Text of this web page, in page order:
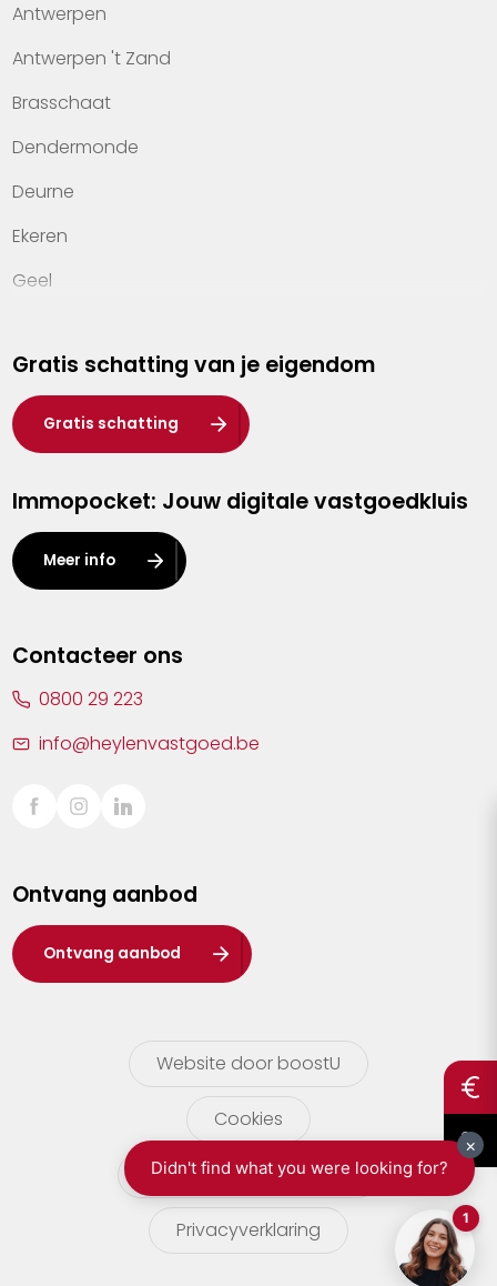
Kennis van wonen
Kantoren
Veelgestelde vragen
Werken bij Heylen Vastgoed
Contact
Antwerpen
Antwerpen 't Zand
Brasschaat
Dendermonde
Deurne
Ekeren
Geel
Hasselt
Heist-op-den-Berg
Herentals
Kalmthout
Leuven
Lier
Sint-Truiden
Waasland
Wuustwezel
Zoersel
Gratis schatting van je eigendom
Gratis schatting
Immopocket: Jouw digitale vastgoedkluis
Meer info
Contacteer ons
0800 29 223
info@heylenvastgoed.be
Ontvang aanbod
Ontvang aanbod
Website door boostU
Cookies
gebruikersvoorwaarden
Privacyverklaring